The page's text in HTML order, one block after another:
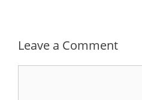
Leave a Comment